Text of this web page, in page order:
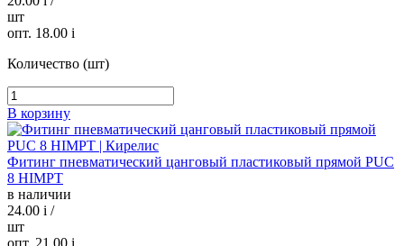
шт
опт. 18.00 i
Количество (шт)
В корзину
Фитинг пневматический цанговый пластиковый прямой PUC
8 HIMPT
в наличии
24.00 i /
шт